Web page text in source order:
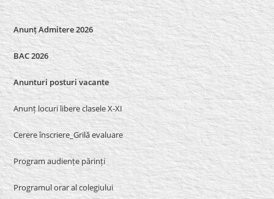
Anunț Admitere 2026
BAC 2026
Anunturi posturi vacante
Anunț locuri libere clasele X-XI
Cerere înscriere_Grilă evaluare
Program audiențe părinți
Programul orar al colegiului